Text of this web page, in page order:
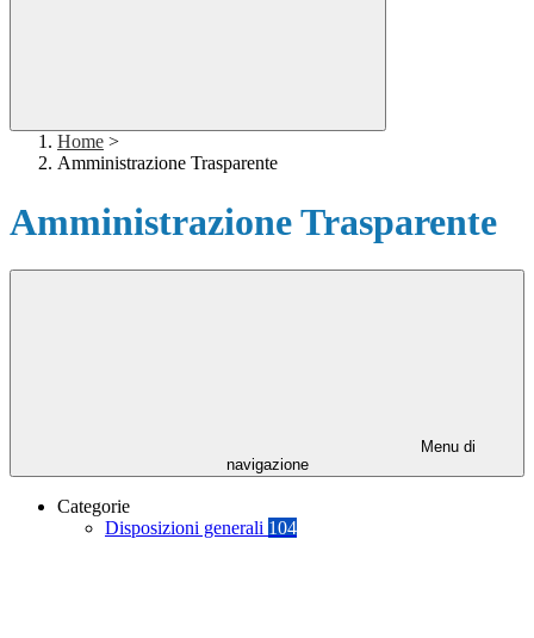
Home >
Amministrazione Trasparente
Amministrazione Trasparente
Menu di
navigazione
Categorie
Disposizioni generali 104